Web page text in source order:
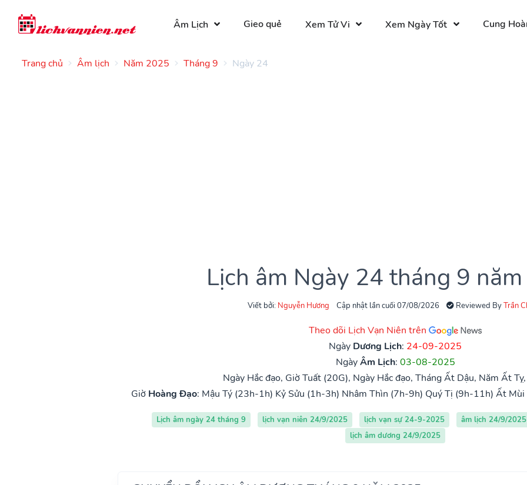
Âm Lịch Gieo quẻ Xem Tử Vi Xem Ngày Tốt Cung
Trang chủ Âm lịch Năm 2025 Tháng 9 Ngày 24
Lịch âm Ngày 24 tháng 9
Viết bởi: Nguyễn Hương Cập nhật lần cuối 07/08/2026 Reviewed ByTrần
Theo dõi Lịch Vạn Niên trên
Ngày Dương Lịch: 24-09-2025
NgàyÂm Lịch: 03-08-2025
Ngày Hắc đạo, Giờ Tuất (20G), Ngày Hắc đạo, Tháng Ất Dậu, Năm Ất
Giờ Hoàng Đạo: Mậu Tý (23h-1h) Kỷ Sửu (1h-3h) Nhâm Thìn (7h-9h) Quý Tị (9h-11h) Ất Mùi
Lịch âm ngày 24 tháng 9 lịch vạn niên 24/9/2025 lịch vạn sự 24-9-2025 âm lịch 24/9/2025
lịch âm dương 24/9/2025